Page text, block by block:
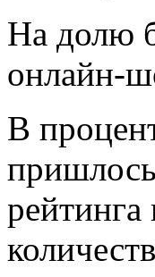
На долю
онлайн-
В